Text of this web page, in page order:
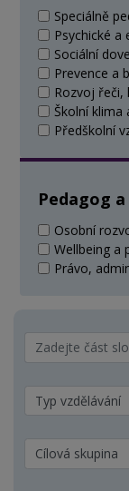
Speciálně
Psychické a
Sociální
Prevence a
Rozvoj řeči,
Školní klima
Předškolní
Pedagog
Osobní
Wellbeing a
Právo,
Typ vzdělávání
Cílová skupina